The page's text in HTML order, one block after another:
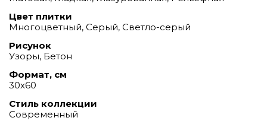
Цвет плитки
Многоцветный, Серый, Светло-серый
Рисунок
Узоры, Бетон
Формат, см
30х60
Стиль коллекции
Современный